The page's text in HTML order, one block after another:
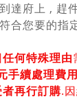
達府上 , 趕
合您要的指
任何特殊理由
手續處理費
再行訂購.